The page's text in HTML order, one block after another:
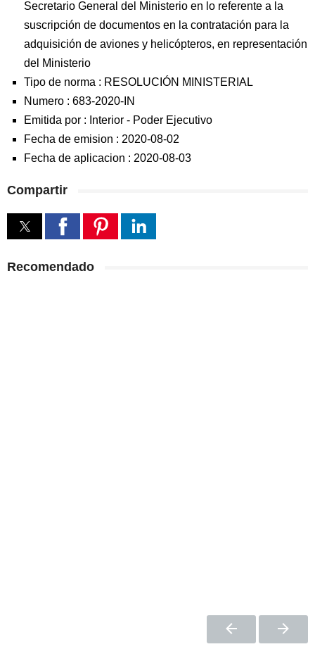
Secretario General del Ministerio en lo referente a la
suscripción de documentos en la contratación para la
adquisición de aviones y helicópteros, en representación
del Ministerio
Tipo de norma : RESOLUCIÓN MINISTERIAL
Numero : 683-2020-IN
Emitida por : Interior - Poder Ejecutivo
Fecha de emision : 2020-08-02
Fecha de aplicacion : 2020-08-03
Compartir
Recomendado